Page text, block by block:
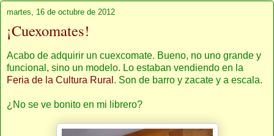
martes, 16 de octubre de 2012
¡Cuexomates!
Acabo de adquirir un cuexcomate. Bueno, no uno grande y
funcional, sino un modelo. Lo estaban vendiendo en la
Feria de la Cultura Rural . Son de barro y zacate y a escala.
¿No se ve bonito en mi librero?